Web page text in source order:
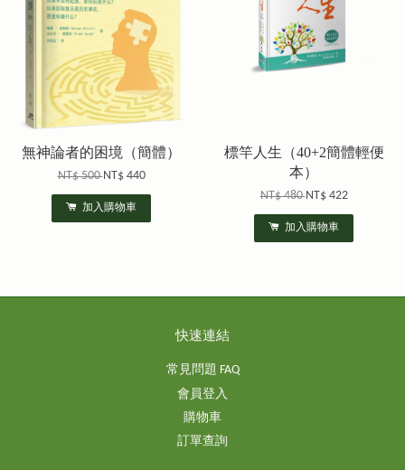
無神論者的困境（簡體）
NT$ 500NT$ 440
加入購物車
標竿人生（40+2簡體輕便
本）
NT$ 480NT$ 422
加入購物車
快速連結
常見問題 FAQ
會員登入
購物車
訂單查詢